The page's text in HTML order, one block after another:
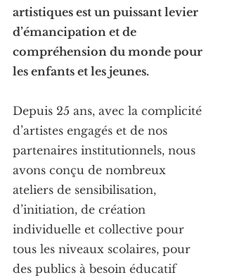
artistiques est un puissant levier
d’émancipation et de
compréhension du monde pour
les enfants et les jeunes.
Depuis 25 ans, avec la complicité
d’artistes engagés et de nos
partenaires institutionnels, nous
avons conçu de nombreux
ateliers de sensibilisation,
d’initiation, de création
individuelle et collective pour
tous les niveaux scolaires, pour
des publics à besoin éducatif